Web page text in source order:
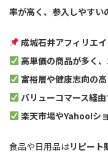
率が高く、参入しやすい
成城石井アフィリエ
高単価の商品が多く
富裕層や健康志向の
バリューコマース経
楽天市場やYahoo!シ
食品や日用品はリピート